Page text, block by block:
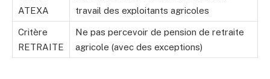
ATEXA
travail des exploitants agricoles
Critère
RETRAITE
Ne pas percevoir de pension de retraite
agricole (avec des exceptions)